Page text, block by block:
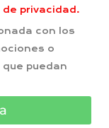
privacidad.
con los
o
puedan